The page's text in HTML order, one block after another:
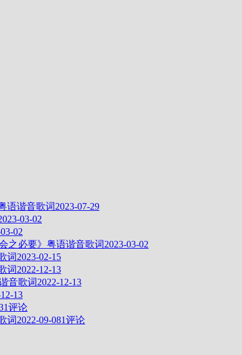
语谐音歌词2023-07-29
03-02
02
之必要》粤语谐音歌词2023-03-02
词2023-02-15
词2022-12-13
音歌词2022-12-13
13
1评论
词2022-09-081评论